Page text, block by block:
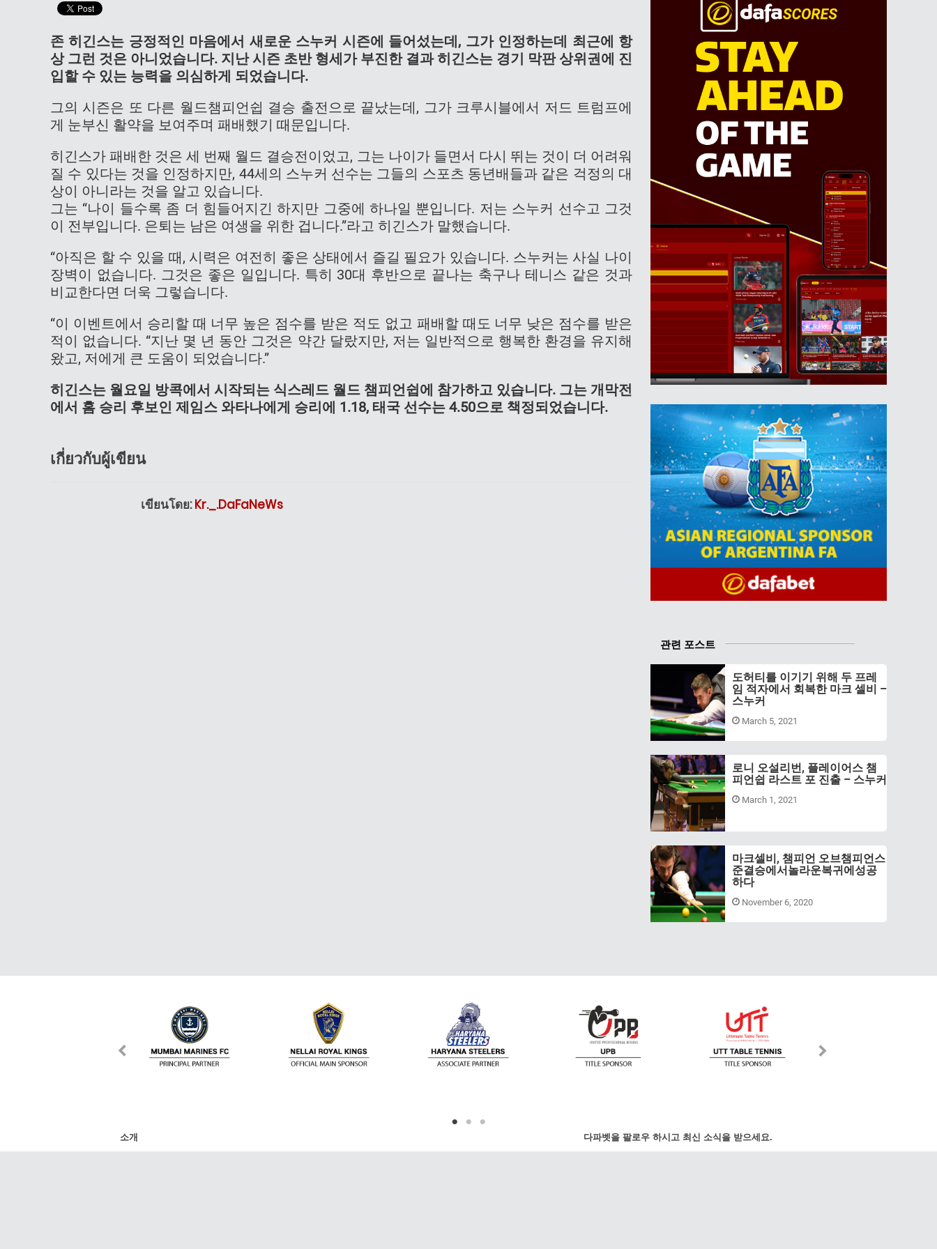
존 히긴스는 긍정적인 마음에서 새로운 스누커 시즌에 들어섰는데, 그가 인정하는데 최근에 항
상 그런 것은 아니었습니다. 지난 시즌 초반 형세가 부진한 결과 히긴스는 경기 막판 상위권에 진
입할 수 있는 능력을 의심하게 되었습니다.
그의 시즌은 또 다른 월드챔피언쉽 결승 출전으로 끝났는데, 그가 크루시블에서 저드 트럼프에
게 눈부신 활약을 보여주며 패배했기 때문입니다.
히긴스가 패배한 것은 세 번째 월드 결승전이었고, 그는 나이가 들면서 다시 뛰는 것이 더 어려워
질 수 있다는 것을 인정하지만, 44세의 스누커 선수는 그들의 스포츠 동년배들과 같은 걱정의 대
상이 아니라는 것을 알고 있습니다.
그는 “나이 들수록 좀 더 힘들어지긴 하지만 그중에 하나일 뿐입니다. 저는 스누커 선수고 그것
이 전부입니다. 은퇴는 남은 여생을 위한 겁니다.”라고 히긴스가 말했습니다.
“아직은 할 수 있을 때, 시력은 여전히 좋은 상태에서 즐길 필요가 있습니다. 스누커는 사실 나이
장벽이 없습니다. 그것은 좋은 일입니다. 특히 30대 후반으로 끝나는 축구나 테니스 같은 것과
비교한다면 더욱 그렇습니다.
“이 이벤트에서 승리할 때 너무 높은 점수를 받은 적도 없고 패배할 때도 너무 낮은 점수를 받은
적이 없습니다. “지난 몇 년 동안 그것은 약간 달랐지만, 저는 일반적으로 행복한 환경을 유지해
왔고, 저에게 큰 도움이 되었습니다.”
히긴스는 월요일 방콕에서 시작되는 식스레드 월드 챔피언쉽에 참가하고 있습니다. 그는 개막전
에서 홈 승리 후보인 제임스 와타나에게 승리에 1.18, 태국 선수는 4.50으로 책정되었습니다.
เกี่ยวกับผู้เขียน
เขียนโดย:Kr._.DaFaNeWs
관련 포스트
도허티를 이기기 위해 두 프레
임 적자에서 회복한 마크 셀비 –
스누커
March 5, 2021
로니 오설리번, 플레이어스 챔
피언쉽 라스트 포 진출 – 스누커
March 1, 2021
마크셀비, 챔피언 오브챔피언스
준결승에서놀라운복귀에성공
하다
November 6, 2020
소개 다파벳을 팔로우 하시고 최신 소식을 받으세요.